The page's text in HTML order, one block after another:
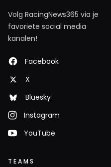
Volg RacingNews365 via je
favoriete social media
kanalen!
Facebook
X
Bluesky
Instagram
YouTube
TEAMS